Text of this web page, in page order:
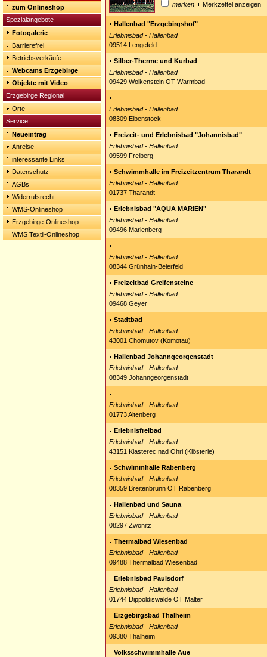
zum Onlineshop
Spezialangebote
Fotogalerie
Barrierefrei
Betriebsverkäufe
Webcams Erzgebirge
Objekte mit Video
Erzgebirge Regional
Orte
Service
Neueintrag
Anreise
interessante Links
Datenschutz
AGBs
Widerrufsrecht
WMS-Onlineshop
Erzgebirge-Onlineshop
WMS Textil-Onlineshop
merken| Merkzettel anzeigen
Hallenbad "Erzgebirgshof"
Erlebnisbad - Hallenbad
09514 Lengefeld
Silber-Therme und Kurbad
Erlebnisbad - Hallenbad
09429 Wolkenstein OT Warmbad
Erlebnisbad - Hallenbad
08309 Eibenstock
Freizeit- und Erlebnisbad "Johannisbad"
Erlebnisbad - Hallenbad
09599 Freiberg
Schwimmhalle im Freizeitzentrum Tharandt
Erlebnisbad - Hallenbad
01737 Tharandt
Erlebnisbad "AQUA MARIEN"
Erlebnisbad - Hallenbad
09496 Marienberg
Erlebnisbad - Hallenbad
08344 Grünhain-Beierfeld
Freizeitbad Greifensteine
Erlebnisbad - Hallenbad
09468 Geyer
Stadtbad
Erlebnisbad - Hallenbad
43001 Chomutov (Komotau)
Hallenbad Johanngeorgenstadt
Erlebnisbad - Hallenbad
08349 Johanngeorgenstadt
Erlebnisbad - Hallenbad
01773 Altenberg
Erlebnisfreibad
Erlebnisbad - Hallenbad
43151 Klasterec nad Ohri (Klösterle)
Schwimmhalle Rabenberg
Erlebnisbad - Hallenbad
08359 Breitenbrunn OT Rabenberg
Hallenbad und Sauna
Erlebnisbad - Hallenbad
08297 Zwönitz
Thermalbad Wiesenbad
Erlebnisbad - Hallenbad
09488 Thermalbad Wiesenbad
Erlebnisbad Paulsdorf
Erlebnisbad - Hallenbad
01744 Dippoldiswalde OT Malter
Erzgebirgsbad Thalheim
Erlebnisbad - Hallenbad
09380 Thalheim
Volksschwimmhalle Aue